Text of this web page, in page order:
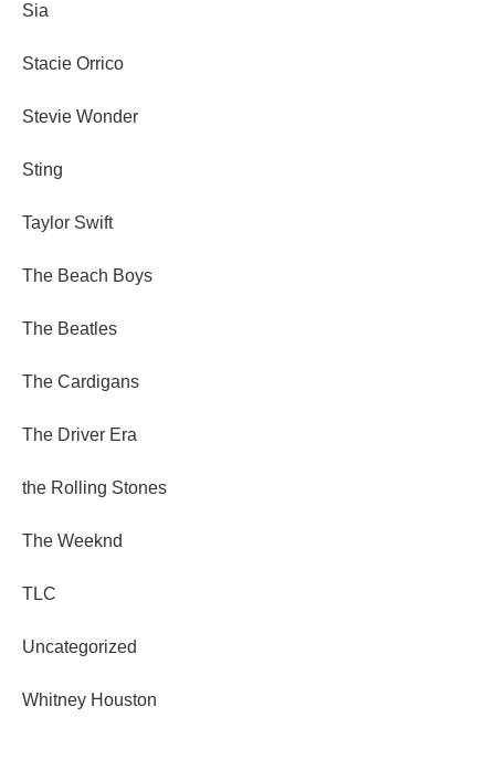
Sia
Stacie Orrico
Stevie Wonder
Sting
Taylor Swift
The Beach Boys
The Beatles
The Cardigans
The Driver Era
the Rolling Stones
The Weeknd
TLC
Uncategorized
Whitney Houston